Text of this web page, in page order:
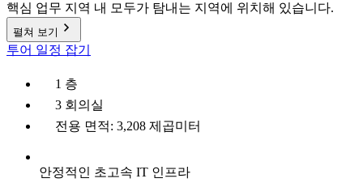
핵심 업무 지역 내 모두가 탐내는 지역에 위치해 있습니다.
펼쳐 보기
투어 일정 잡기
1 층
3 회의실
전용 면적: 3,208 제곱미터
안정적인 초고속 IT 인프라